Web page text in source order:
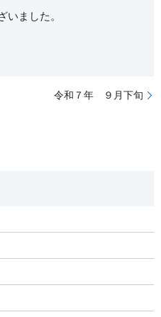
いました。
令和７年 ９月下旬